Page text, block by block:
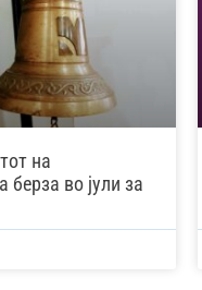
на
во јули за